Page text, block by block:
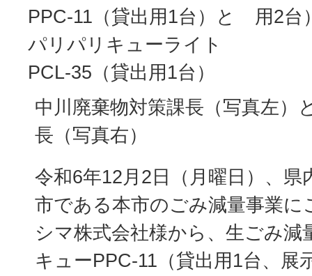
PPC-11（貸出用1台）と
パリパリキューライト
PCL-35（貸出用1台）
用2台
中川廃棄物対策課長（写真左）
長（写真右）
令和6年12月2日（月曜日）、県
市である本市のごみ減量事業に
シマ株式会社様から、生ごみ減
キューPPC-11（貸出用1台、展